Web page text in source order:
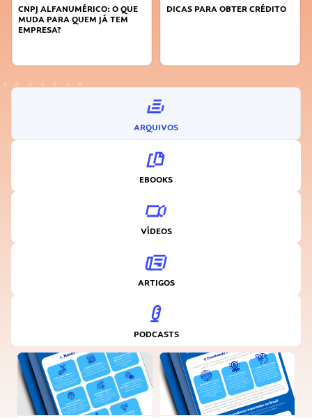
ALFANUMÉRICO: O QUE
PARA QUEM JÁ TEM
DICAS PARA OBTER CRÉDITO
ARQUIVOS
EBOOKS
VÍDEOS
ARTIGOS
PODCASTS